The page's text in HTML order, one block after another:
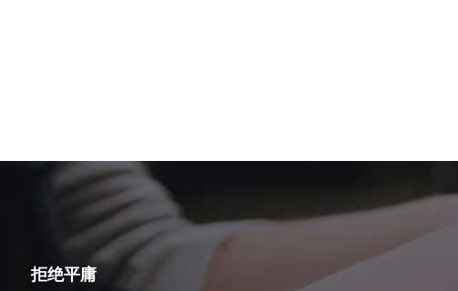
拒绝平庸